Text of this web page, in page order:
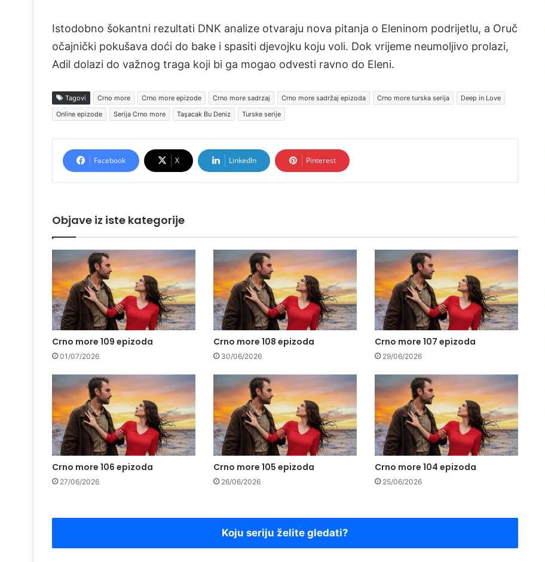
Istodobno šokantni rezultati DNK analize otvaraju nova pitanja o Eleninom podrijetlu, a Oruč
očajnički pokušava doći do bake i spasiti djevojku koju voli. Dok vrijeme neumoljivo prolazi,
Adil dolazi do važnog traga koji bi ga mogao odvesti ravno do Eleni.
Tagovi Crno more Crno more epizode Crno more sadrzaj Crno more sadržaj epizoda Crno more turska serija
Deep in Love
Online epizode
Serija Crno more Taşacak Bu Deniz Turske serije
Facebook X LinkedIn Pinterest
Objave iz iste kategorije
Crno more 109 epizoda
01/07/2026
Crno more 108 epizoda
30/06/2026
Crno more 107 epizoda
29/06/2026
Crno more 106 epizoda
27/06/2026
Crno more 105 epizoda
26/06/2026
Crno more 104 epizoda
25/06/2026
Koju seriju želite gledati?